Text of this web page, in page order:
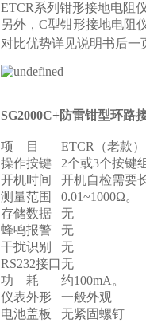
ETCR系列钳形接地电阻
另外，C型钳形接地电阻
对比优势详见说明书后一
SG2000C+防雷钳型环路
项 目
ETCR（老款）
操作按键
2个或3个按键
开机时间
开机自检需要
测量范围
0.01~1000Ω。
存储数据
无
蜂鸣报警
无
干扰识别
无
RS232接口无
功 耗
约100mA。
仪表外形
一般外观
电池盖板
无紧固螺钉